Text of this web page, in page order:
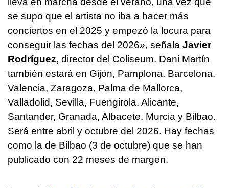
se supo que el artista no iba a hacer más
conciertos en el 2025 y empezó la locura para
conseguir las fechas del 2026», señala Javier
Rodríguez, director del Coliseum. Dani Martín
también estará en Gijón, Pamplona, Barcelona,
Valencia, Zaragoza, Palma de Mallorca,
Valladolid, Sevilla, Fuengirola, Alicante,
Santander, Granada, Albacete, Murcia y Bilbao.
Será entre abril y octubre del 2026. Hay fechas
como la de Bilbao (3 de octubre) que se han
publicado con 22 meses de margen.